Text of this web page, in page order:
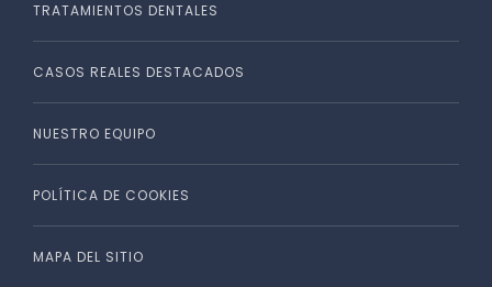
TRATAMIENTOS DENTALES
CASOS REALES DESTACADOS
NUESTRO EQUIPO
POLÍTICA DE COOKIES
MAPA DEL SITIO